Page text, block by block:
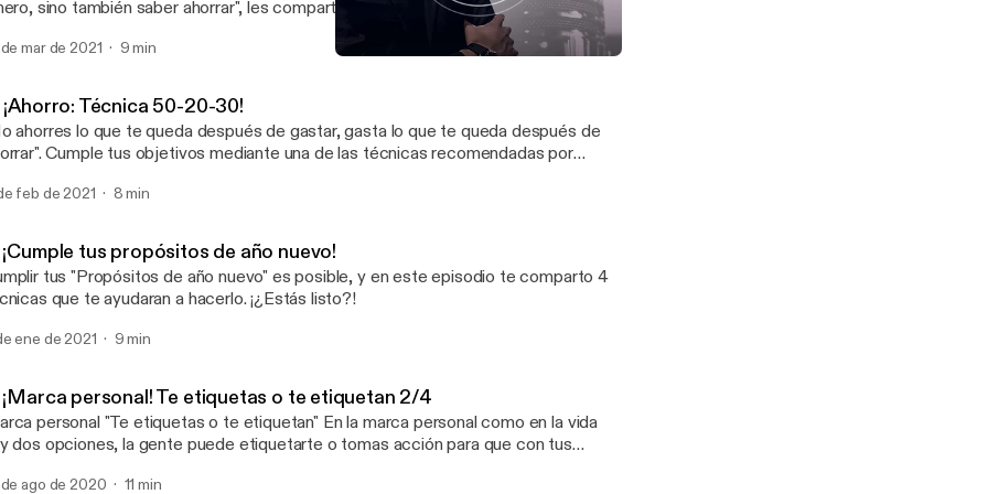
sino también saber ahorrar", les comparto 4 TIPS que les ayudarán a evitar
su dinero y así poder alcanzar tus objetivos (Comprar un auto, crecer tu
negocio, invertir, comprar una casa, tener un colchón de ahorro, etc.) ¿Estás listo?
mar de 2021 9 min
¡Ahorro: Técnica 50-20-30!
ahorres lo que te queda después de gastar, gasta lo que te queda después de
Cumple tus objetivos mediante una de las técnicas recomendadas por
listo?!
feb de 2021 8 min
¡Cumple tus propósitos de año nuevo!
tus "Propósitos de año nuevo" es posible, y en este episodio te comparto 4
que te ayudaran a hacerlo. ¡¿Estás listo?!
ene de 2021 9 min
¡Marca personal! Te etiquetas o te etiquetan 2/4
personal "Te etiquetas o te etiquetan" En la marca personal como en la vida
dos opciones, la gente puede etiquetarte o tomas acción para que con tus
transmitiendo. En este episodio conocerás el paso para conocer tu marca
de ago de 2020 11 min